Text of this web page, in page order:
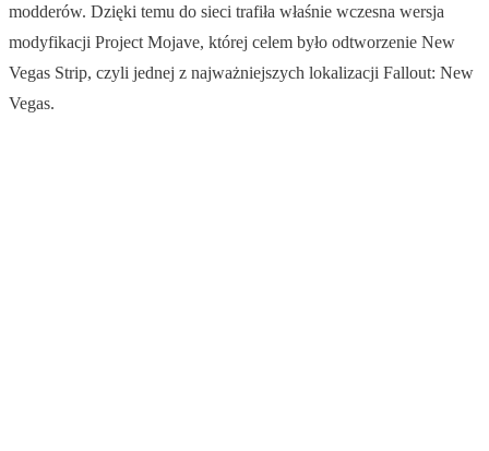
modderów. Dzięki temu do sieci trafiła właśnie wczesna wersja
modyfikacji Project Mojave, której celem było odtworzenie New
Vegas Strip, czyli jednej z najważniejszych lokalizacji Fallout: New
Vegas.